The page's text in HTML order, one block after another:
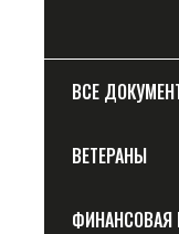
ВСЕ
ВЕТЕРАНЫ
ФИНАНСОВАЯ